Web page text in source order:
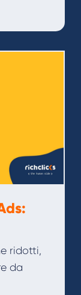
ridotti,
da